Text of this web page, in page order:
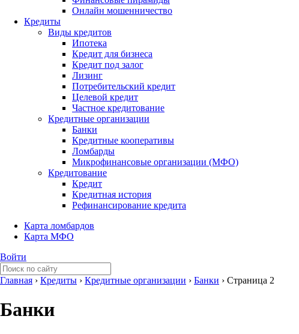
Онлайн мошенничество
Кредиты
Виды кредитов
Ипотека
Кредит для бизнеса
Кредит под залог
Лизинг
Потребительский кредит
Целевой кредит
Частное кредитование
Кредитные организации
Банки
Кредитные кооперативы
Ломбарды
Микрофинансовые организации (МФО)
Кредитование
Кредит
Кредитная история
Рефинансирование кредита
Карта ломбардов
Карта МФО
Войти
Главная › Кредиты › Кредитные организации › Банки › Страница 2
Банки